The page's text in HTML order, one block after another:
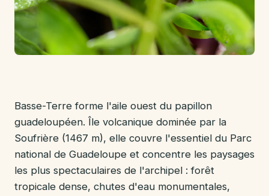
Basse-Terre forme l'aile ouest du papillon
guadeloupéen. Île volcanique dominée par la
Soufrière (1467 m), elle couvre l'essentiel du Parc
national de Guadeloupe et concentre les paysages
les plus spectaculaires de l'archipel : forêt
tropicale dense, chutes d'eau monumentales,